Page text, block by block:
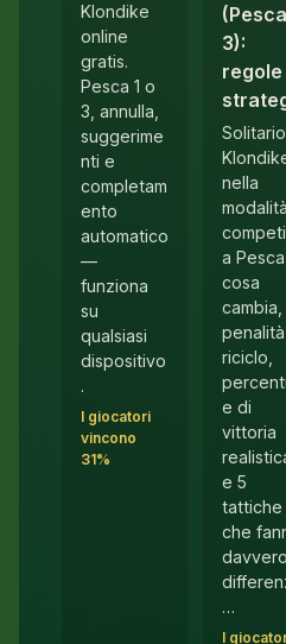
Klondike
online
gratis.
Pesca 1 o
3, annulla,
suggerime
nti e
completam
ento
automatico
—
funziona
su
qualsiasi
dispositivo
.
I giocatori
vincono
31%
(Pesca
3):
regole
Solitario
nella
modalità
a
cosa
cambia,
riciclo,
e di
vittoria
e 5
tattiche
che
…
I